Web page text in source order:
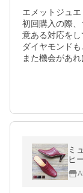
エメットジュ
初回購入の際
意ある対応をし
ダイヤモンド
また機会があ
ミ
ヒ
黒